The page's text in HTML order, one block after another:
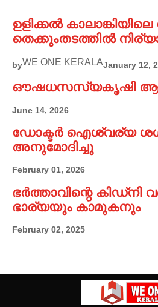
ഉളിക്കൽ
തെക്കുംതടത്തിൽ
byWE ONE KERALAJanuary 12,
ഔഷധസസ്യകൃഷി
June 14, 2026
ഡോക്ടർ ഐശ്വര്യ
അനുമോദിച്ചു
February 01, 2026
ഭർത്താവിന്റെ കിഡ്നി
ഭാര്യയും കാമുകനും
February 02, 2025